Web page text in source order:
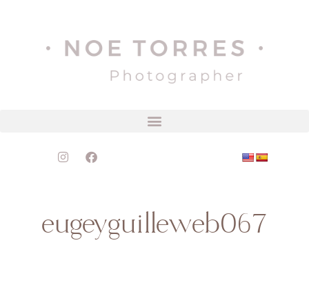
eugeyguilleweb067